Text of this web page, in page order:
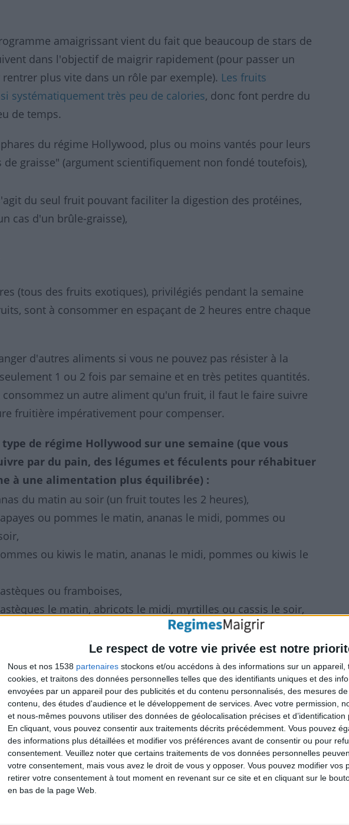
Le respect de votre vie privée est notre
Nous et nos 1538 partenaires stockons et/ou accédons à des informations sur un appareil,
cookies, et traitons des données personnelles telles que des identifiants uniques et des
envoyées par un appareil pour des publicités et du contenu personnalisés, des mesures
contenu, des études d'audience et le développement de services. Avec votre permission,
et nous-mêmes pouvons utiliser des données de géolocalisation précises et
En cliquant, vous pouvez consentir aux traitements décrits précédemment. Vous pouvez
des informations plus détaillées et modifier vos préférences avant de consentir ou pour
consentement. Veuillez noter que certains traitements de vos données personnelles
votre consentement, mais vous avez le droit de vous y opposer. Vous pouvez modifier vos
retirer votre consentement à tout moment en revenant sur ce site et en cliquant sur le
en bas de la page Web.
amaigrissant vient du fait que beaucoup de stars de
dans l'objectif de maigrir rapidement (pour passer un
plus vite dans un rôle par exemple). Les fruits
systématiquement très peu de calories, donc font perdre du
de temps.
du régime Hollywood, plus ou moins vantés pour leurs
graisse" (argument scientifiquement non fondé toutefois),
du seul fruit pouvant faciliter la digestion des protéines,
cas d'un brûle-graisse),
(tous des fruits exotiques), privilégiés pendant la semaine
sont à consommer en espaçant de 2 heures entre chaque
d'autres aliments si vous ne pouvez pas résister à la
1 ou 2 fois par semaine et en très petites quantités.
consommez un autre aliment qu'un fruit, il faut le faire suivre
fruitière impérativement pour compenser.
de régime Hollywood sur une semaine (que vous
par du pain, des légumes et féculents pour réhabituer
à une alimentation plus équilibrée) :
du matin au soir (un fruit toutes les 2 heures),
ou pommes le matin, ananas le midi, pommes ou
ou kiwis le matin, ananas le midi, pommes ou kiwis le
ou framboises,
le matin, abricots le midi, myrtilles ou cassis le soir,
le matin, ananas le midi, pastèques le soir,
ou pommes du matin au soir (un fruit toutes les 2